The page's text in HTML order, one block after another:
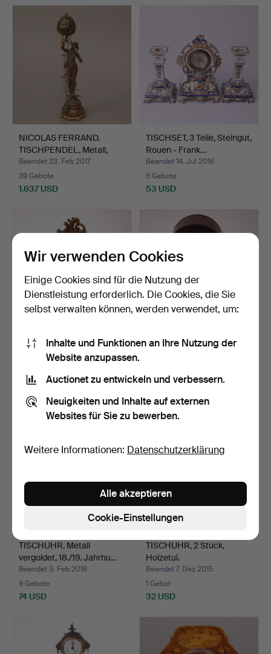
NICOLAS FERRAND.
TISCHPENDEL, Metall,
sign…
Beendet 23. Feb 2017
39 Gebote
1.637 USD
TISCHSET, 3 Teile, Steingut,
Rouen - Frank…
Beendet 14. Jul 2016
5 Gebote
53 USD
TISCHUHR, Metall
vergoldet, 18./19. Jahrhu…
3 Gebote
TISCHUHR, Holzgehäuse
1 Gebot
TISCHUHR, Metall
vergoldet, 18./19. Jahrhu…
Beendet 3. Feb 2016
9 Gebote
74 USD
TISCHUHR, 2 Stück,
Holzetui.
Beendet 7. Dez 2015
1 Gebot
32 USD
Wir verwenden Cookies
Einige Cookies sind für die Nutzung der
Dienstleistung erforderlich. Die Cookies, die Sie
selbst verwalten können, werden verwendet, um:
Inhalte und Funktionen an Ihre Nutzung der
Website anzupassen.
Auctionet zu entwickeln und verbessern.
Neuigkeiten und Inhalte auf externen
Websites für Sie zu bewerben.
Weitere Informationen: Datenschutzerklärung
Cookie-Einstellungen
Alle akzeptieren